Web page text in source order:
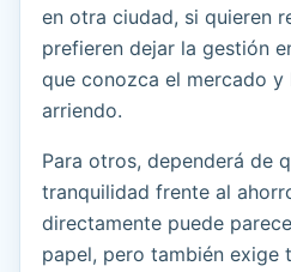
en otra ciudad, si quieren
prefieren dejar la gestión
que conozca el mercado y
arriendo.
Para otros, dependerá de
tranquilidad frente al
directamente puede
papel, pero también exige